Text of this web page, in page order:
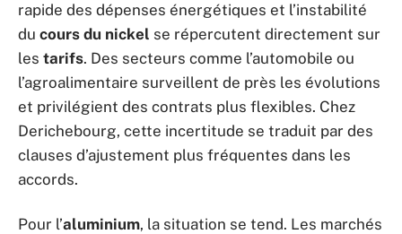
rapide des dépenses énergétiques et l’instabilité
du cours du nickel se répercutent directement sur
les tarifs. Des secteurs comme l’automobile ou
l’agroalimentaire surveillent de près les évolutions
et privilégient des contrats plus flexibles. Chez
Derichebourg, cette incertitude se traduit par des
clauses d’ajustement plus fréquentes dans les
accords.
Pour l’aluminium, la situation se tend. Les marchés